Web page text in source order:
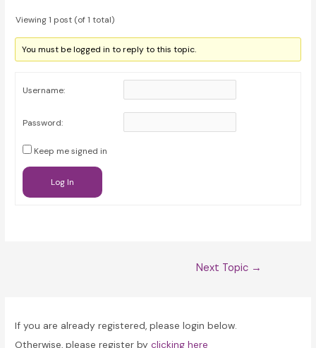
Viewing 1 post (of 1 total)
You must be logged in to reply to this topic.
Username:
Password:
Keep me signed in
Log In
Next Topic →
If you are already registered, please login below.
Otherwise, please register byclicking here